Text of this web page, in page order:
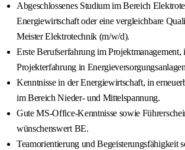
Abgeschlossenes Studium im Bereich
Energiewirtschaft oder eine vergleichbare
Meister Elektrotechnik (m/w/d).
Erste Berufserfahrung im Projektmanagement,
Projekterfahrung in
Kenntnisse in der Energiewirtschaft, in
im Bereich Nieder- und Mittelspannung.
Gute MS-Office-Kenntnisse sowie
wünschenswert BE.
Teamorientierung und Begeisterungsfähigkeit